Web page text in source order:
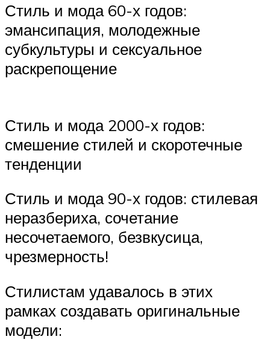
Стиль и мода 60-х годов:
эмансипация, молодежные
субкультуры и сексуальное
раскрепощение
Стиль и мода 2000-х годов:
смешение стилей и скоротечные
тенденции
Стиль и мода 90-х годов: стилевая
неразбериха, сочетание
несочетаемого, безвкусица,
чрезмерность!
Стилистам удавалось в этих
рамках создавать оригинальные
модели: